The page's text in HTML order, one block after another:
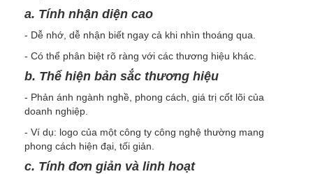
a. Tính nhận diện cao
- Dễ nhớ, dễ nhận biết ngay cả khi nhìn thoáng qua.
- Có thể phân biệt rõ ràng với các thương hiệu khác.
b. Thể hiện bản sắc thương hiệu
- Phản ánh ngành nghề, phong cách, giá trị cốt lõi của
doanh nghiệp.
- Ví dụ: logo của một công ty công nghệ thường mang
phong cách hiện đại, tối giản.
c. Tính đơn giản và linh hoạt